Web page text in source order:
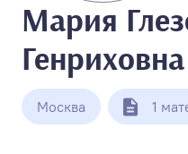
Мария
Генриховна
Москва 1